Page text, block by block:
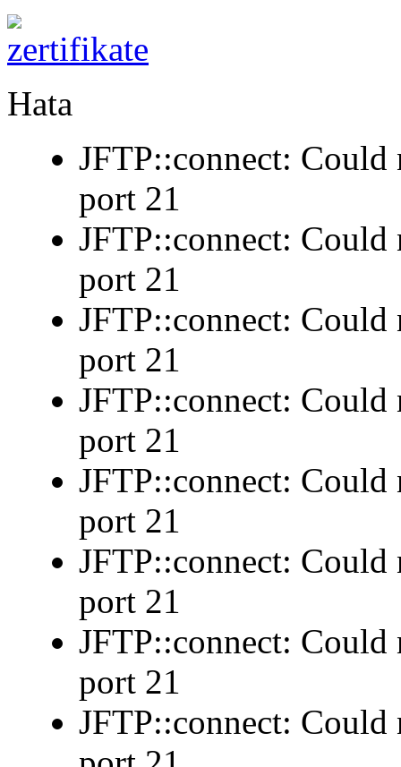
Hata
JFTP::connect:
port 21
JFTP::connect:
port 21
JFTP::connect:
port 21
JFTP::connect:
port 21
JFTP::connect:
port 21
JFTP::connect:
port 21
JFTP::connect:
port 21
JFTP::connect: